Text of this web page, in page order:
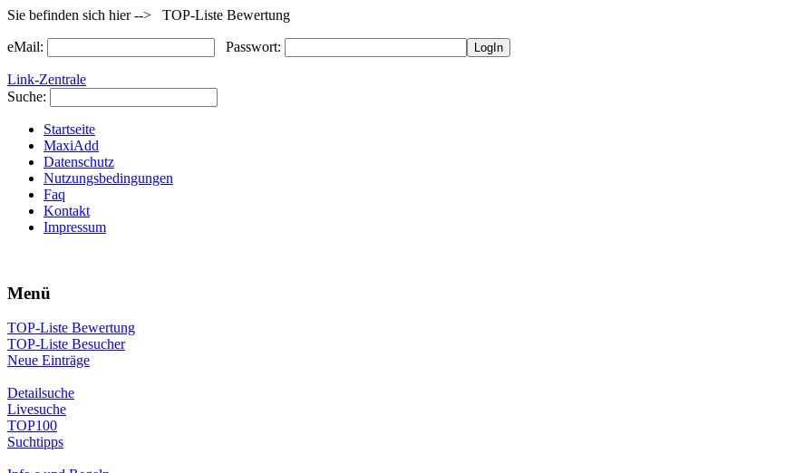
Sie befinden sich hier --> TOP-Liste Bewertung
eMail: Passwort:
Link-Zentrale
Suche:
Startseite
MaxiAdd
Datenschutz
Nutzungsbedingungen
Faq
Kontakt
Impressum
Menü
TOP-Liste Bewertung
TOP-Liste Besucher
Neue Einträge
Detailsuche
Livesuche
TOP100
Suchtipps